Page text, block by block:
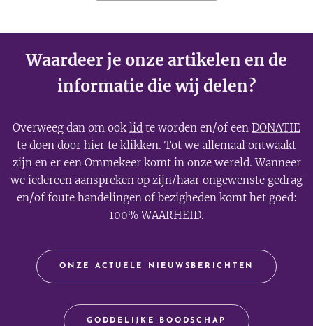
Waardeer je onze artikelen en de
informatie die wij delen?
Overweeg dan om ooklid te worden en/of een DONATIE
te doen door hier te klikken. Tot we allemaal ontwaakt
zijn en er een Ommekeer komt in onze wereld. Wanneer
we iedereen aanspreken op zijn/haar ongewenste gedrag
en/of foute handelingen of bezigheden komt het goed:
100% WAARHEID.
ONZE ACTUELE NIEUWSBERICHTEN
GODDELIJKE BOODSCHAP